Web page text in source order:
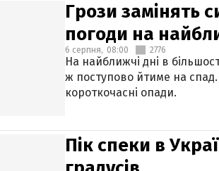
Грози замінять
погоди на
6 серпня, 08:00 2776
На найближчі дні в
ж поступово йтиме на
короткочасні опади.
Пік спеки в